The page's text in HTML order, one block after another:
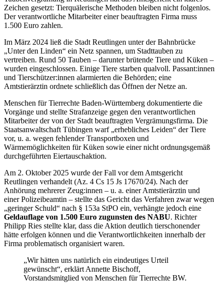
Zeichen gesetzt: Tierquälerische Methoden bleiben nicht folgenlos.
Der verantwortliche Mitarbeiter einer beauftragten Firma muss
1.500 Euro zahlen.
Im März 2024 ließ die Stadt Reutlingen unter der Bahnbrücke
„Unter den Linden“ ein Netz spannen, um Stadttauben zu
vertreiben. Rund 50 Tauben – darunter brütende Tiere und Küken –
wurden eingeschlossen. Einige Tiere starben qualvoll. Passant:innen
und Tierschützer:innen alarmierten die Behörden; eine
Amtstierärztin ordnete schließlich das Öffnen der Netze an.
Menschen für Tierrechte Baden-Württemberg dokumentierte die
Vorgänge und stellte Strafanzeige gegen den verantwortlichen
Mitarbeiter der von der Stadt beauftragten Vergrämungsfirma. Die
Staatsanwaltschaft Tübingen warf „erhebliches Leiden“ der Tiere
vor, u. a. wegen fehlender Transportboxen und
Wärmemöglichkeiten für Küken sowie einer nicht ordnungsgemäß
durchgeführten Eiertauschaktion.
Am 2. Oktober 2025 wurde der Fall vor dem Amtsgericht
Reutlingen verhandelt (Az. 4 Cs 15 Js 17670/24). Nach der
Anhörung mehrerer Zeug:innen – u. a. einer Amtstierärztin und
einer Polizeibeamtin – stellte das Gericht das Verfahren zwar wegen
„geringer Schuld“ nach § 153a StPO ein, verhängte jedoch eine
Geldauflage von 1.500 Euro zugunsten des NABU. Richter
Philipp Ries stellte klar, dass die Aktion deutlich tierschonender
hätte erfolgen können und die Verantwortlichkeiten innerhalb der
Firma problematisch organisiert waren.
„Wir hätten uns natürlich ein eindeutiges Urteil
gewünscht“, erklärt Annette Bischoff,
Vorstandsmitglied von Menschen für Tierrechte BW.